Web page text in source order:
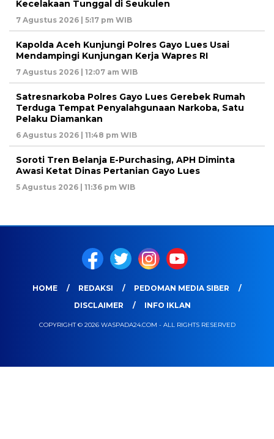
Kecelakaan Tunggal di Seukulen
7 Agustus 2026 | 5:17 pm WIB
Kapolda Aceh Kunjungi Polres Gayo Lues Usai
Mendampingi Kunjungan Kerja Wapres RI
7 Agustus 2026 | 12:07 am WIB
Satresnarkoba Polres Gayo Lues Gerebek Rumah
Terduga Tempat Penyalahgunaan Narkoba, Satu
Pelaku Diamankan
6 Agustus 2026 | 11:48 pm WIB
Soroti Tren Belanja E-Purchasing, APH Diminta
Awasi Ketat Dinas Pertanian Gayo Lues
5 Agustus 2026 | 11:36 pm WIB
HOME REDAKSI
PEDOMAN MEDIA SIBER
DISCLAIMER
INFO IKLAN
COPYRIGHT © 2026 WASPADA24.COM - ALL RIGHTS RESERVED